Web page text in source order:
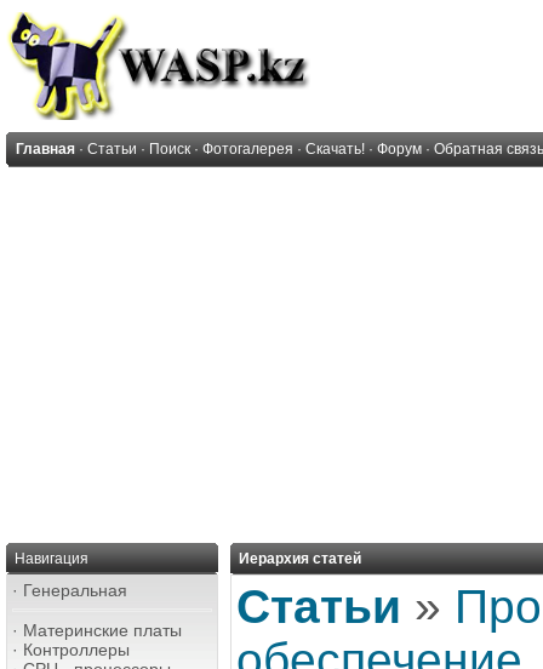
Главная · Статьи · Поиск · Фотогалерея · Скачать! · Форум · Обратная связь
Навигация
· Генеральная
· Материнские платы
· Контроллеры
Иерархия статей
Статьи »